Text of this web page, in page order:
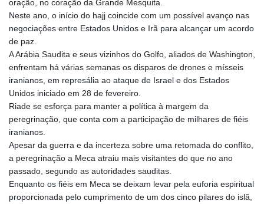
GIP 0.74148
GMD 73.503851
8756.649224
GTQ 7.607144
GYD 208.588851
HNL 26.723176
HRK 6.518804
HUF 314.060388
IDR 17801
IMP 0.74148
INR 95.210504
oração, no coração da Grande Mesquita.
Neste ano, o início do hajj coincide com um possível avanço nas
negociações entre Estados Unidos e Irã para alcançar um acordo
de paz.
A Arábia Saudita e seus vizinhos do Golfo, aliados de Washington,
enfrentam há várias semanas os disparos de drones e mísseis
iranianos, em represália ao ataque de Israel e dos Estados
Unidos iniciado em 28 de fevereiro.
Riade se esforça para manter a política à margem da
peregrinação, que conta com a participação de milhares de fiéis
iranianos.
Apesar da guerra e da incerteza sobre uma retomada do conflito,
a peregrinação a Meca atraiu mais visitantes do que no ano
passado, segundo as autoridades sauditas.
Enquanto os fiéis em Meca se deixam levar pela euforia espiritual
proporcionada pelo cumprimento de um dos cinco pilares do islã,